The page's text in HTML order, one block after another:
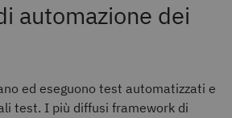
automazione dei
ed eseguono test automatizzati e
test. I più diffusi framework di